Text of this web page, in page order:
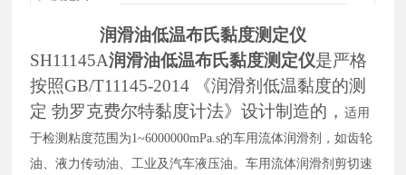
润滑油低温布氏黏度测定仪
SH11145A润滑油低温布氏黏度测定仪是严格
按照GB/T11145-2014 《润滑剂低温黏度的测
定 勃罗克费尔特黏度计法》设计制造的，适用
于检测粘度范围为1~6000000mPa.s的车用流体润滑剂，如齿轮
油、液力传动油、工业及汽车液压油。车用流体润滑剂剪切速